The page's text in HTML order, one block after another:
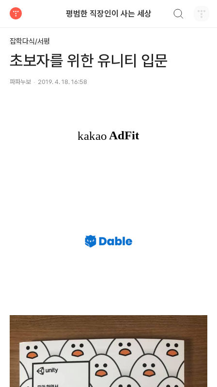
평범한 직장인이 사는 세상
잡학다식/서평
초보자를 위한 유니티 입문
파파누보 2019. 4. 18. 16:58